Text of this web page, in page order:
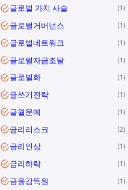
글로벌 가치 사슬 1
글로벌거버넌스 1
글로벌네트워크 1
글로벌자금조달 1
글로벌화 1
글쓰기전략 1
글월문예 1
금리리스크 2
금리인상 1
금리하락 1
금융감독원 1